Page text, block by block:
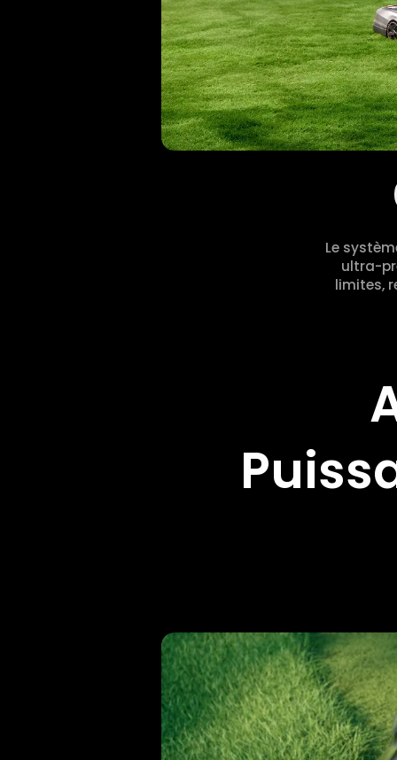
Le
ultra-
limites,